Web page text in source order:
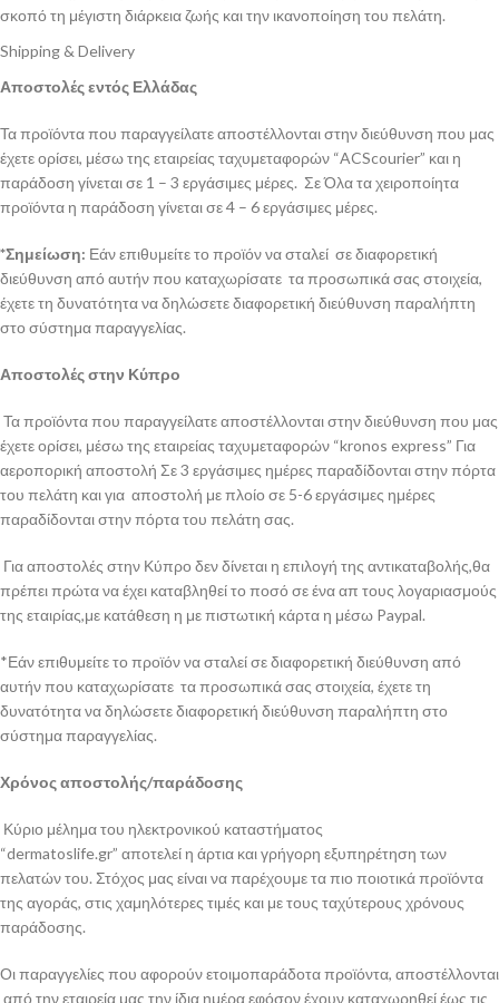
σκοπό τη μέγιστη διάρκεια ζωής και την ικανοποίηση του πελάτη.
Shipping & Delivery
Αποστολές εντός Ελλάδας
Τα προϊόντα που παραγγείλατε αποστέλλονται στην διεύθυνση που μας
έχετε ορίσει, μέσω της εταιρείας ταχυμεταφορών “ACScourier” και η
παράδοση γίνεται σε 1 – 3 εργάσιμες μέρες. Σε Όλα τα χειροποίητα
προϊόντα η παράδοση γίνεται σε 4 – 6 εργάσιμες μέρες.
*Σημείωση: Εάν επιθυμείτε το προϊόν να σταλεί σε διαφορετική
διεύθυνση από αυτήν που καταχωρίσατε τα προσωπικά σας στοιχεία,
έχετε τη δυνατότητα να δηλώσετε διαφορετική διεύθυνση παραλήπτη
στο σύστημα παραγγελίας.
Αποστολές στην Κύπρο
Τα προϊόντα που παραγγείλατε αποστέλλονται στην διεύθυνση που μας
έχετε ορίσει, μέσω της εταιρείας ταχυμεταφορών “kronos express” Για
αεροπορική αποστολή Σε 3 εργάσιμες ημέρες παραδίδονται στην πόρτα
του πελάτη και για αποστολή με πλοίο σε 5-6 εργάσιμες ημέρες
παραδίδονται στην πόρτα του πελάτη σας.
Για αποστολές στην Κύπρο δεν δίνεται η επιλογή της αντικαταβολής,θα
πρέπει πρώτα να έχει καταβληθεί το ποσό σε ένα απ τους λογαριασμούς
της εταιρίας,με κατάθεση η με πιστωτική κάρτα η μέσω Paypal.
*Εάν επιθυμείτε το προϊόν να σταλεί σε διαφορετική διεύθυνση από
αυτήν που καταχωρίσατε τα προσωπικά σας στοιχεία, έχετε τη
δυνατότητα να δηλώσετε διαφορετική διεύθυνση παραλήπτη στο
σύστημα παραγγελίας.
Χρόνος αποστολής/παράδοσης
Κύριο μέλημα του ηλεκτρονικού καταστήματος
“dermatoslife.gr” αποτελεί η άρτια και γρήγορη εξυπηρέτηση των
πελατών του. Στόχος μας είναι να παρέχουμε τα πιο ποιοτικά προϊόντα
της αγοράς, στις χαμηλότερες τιμές και με τους ταχύτερους χρόνους
παράδοσης.
Οι παραγγελίες που αφορούν ετοιμοπαράδοτα προϊόντα, αποστέλλονται
από την εταιρεία μας την ίδια ημέρα εφόσον έχουν καταχωρηθεί έως τις